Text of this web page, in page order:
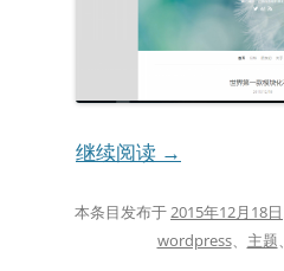
继续阅读 →
本条目发布于 2015年12月18日
wordpress、 主题